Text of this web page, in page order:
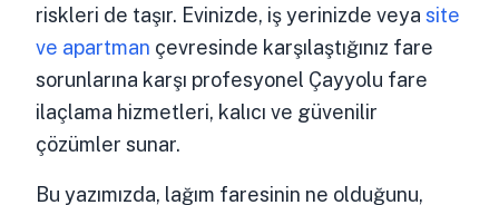
riskleri de taşır. Evinizde, iş yerinizde veya site
ve apartman çevresinde karşılaştığınız fare
sorunlarına karşı profesyonel Çayyolu fare
ilaçlama hizmetleri, kalıcı ve güvenilir
çözümler sunar.
Bu yazımızda, lağım faresinin ne olduğunu,